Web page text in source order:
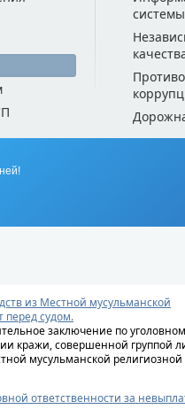
системы
из Местной мусульманской
перед судом.
заключение по
кражи, совершенной группой
мусульманской религиозной
ответственности за